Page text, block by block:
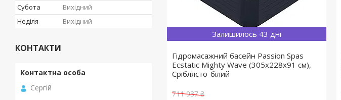
Залишилось 43 дні
Гідромасажний басейн Passion Spas
Ecstatic Mighty Wave (305x228x91 см),
Сріблясто-білий
711 937 ₴
Субота
Вихідний
Неділя
Вихідний
КОНТАКТИ
Сергій